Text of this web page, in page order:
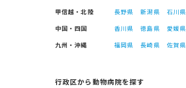
甲信越・北陸
長野県 新潟県 石川県
中国・四国
香川県 徳島県 愛媛県
九州・沖縄
福岡県 長崎県 佐賀県
行政区から動物病院を探す